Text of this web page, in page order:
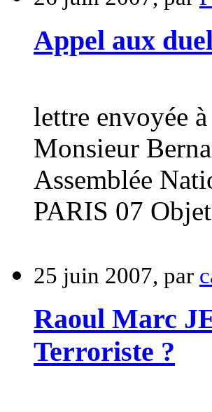
Appel aux
lettre envoyée
Monsieur
Assemblée
PARIS 07
25 juin 2007, par
Raoul Marc
Terroriste ?